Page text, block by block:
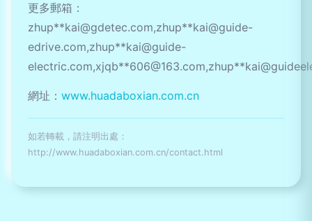
更多郵箱：
zhup**kai@gdetec.com,zhup**kai@guide-
edrive.com,zhup**kai@guide-
electric.com,xjqb**606@163.com,zhup**
網址： www.huadaboxian.com.cn
如若轉載，請注明出處：
http://www.huadaboxian.com.cn/contact.html